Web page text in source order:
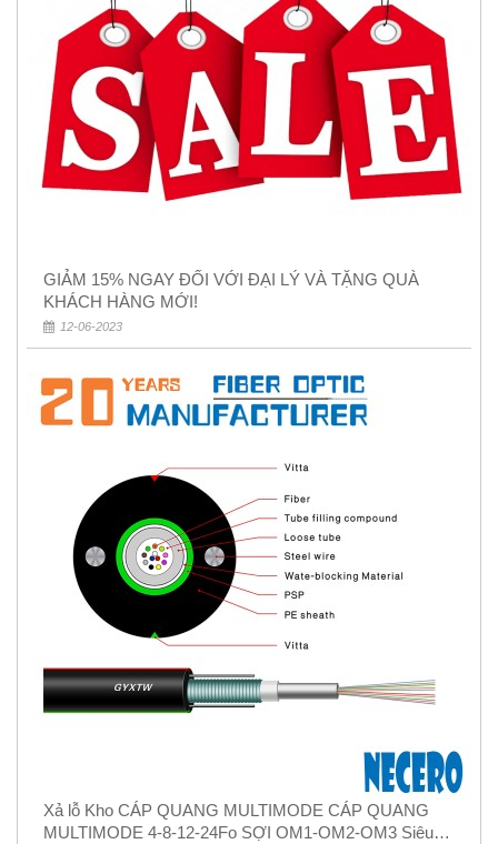
GIẢM 15% NGAY ĐỐI VỚI ĐẠI LÝ VÀ TẶNG QUÀ
KHÁCH HÀNG MỚI!
12-06-2023
Xả lỗ Kho CÁP QUANG MULTIMODE CÁP QUANG
MULTIMODE 4-8-12-24Fo SỢI OM1-OM2-OM3 Siêu